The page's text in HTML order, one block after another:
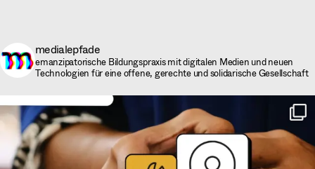
medialepfade
emanzipatorische Bildungspraxis mit digitalen Medien und neuen
Technologien für eine offene, gerechte und solidarische Gesellschaft